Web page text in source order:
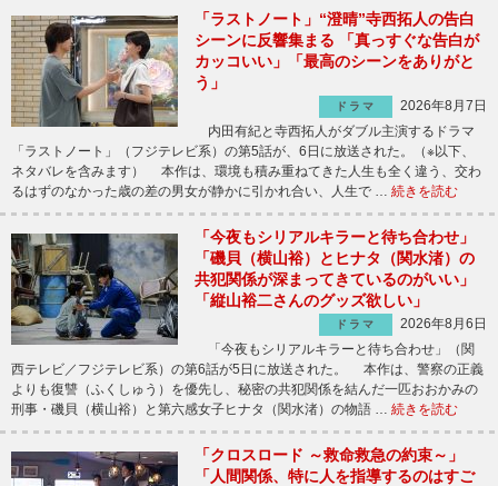
「ラストノート」“澄晴”寺西拓人の告白
シーンに反響集まる 「真っすぐな告白が
カッコいい」「最高のシーンをありがと
う」
ドラマ
2026年8月7日
内田有紀と寺西拓人がダブル主演するドラマ
「ラストノート」（フジテレビ系）の第5話が、6日に放送された。（※以下、
ネタバレを含みます） 本作は、環境も積み重ねてきた人生も全く違う、交わ
るはずのなかった歳の差の男女が静かに引かれ合い、人生で … 続きを読む
「今夜もシリアルキラーと待ち合わせ」
「磯貝（横山裕）とヒナタ（関水渚）の
共犯関係が深まってきているのがいい」
「縦山裕二さんのグッズ欲しい」
ドラマ
2026年8月6日
「今夜もシリアルキラーと待ち合わせ」（関
西テレビ／フジテレビ系）の第6話が5日に放送された。 本作は、警察の正義
よりも復讐（ふくしゅう）を優先し、秘密の共犯関係を結んだ一匹おおかみの
刑事・磯貝（横山裕）と第六感女子ヒナタ（関水渚）の物語 … 続きを読む
「クロスロード ～救命救急の約束～」
「人間関係、特に人を指導するのはすご